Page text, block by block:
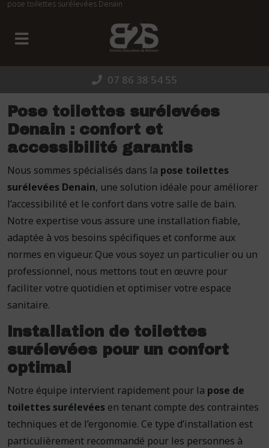
pose toilettes surélevées Denain
07 86 38 54 55
Pose toilettes surélevées
Denain : confort et
accessibilité garantis
Nous sommes spécialisés dans la pose toilettes
surélevées Denain, une solution idéale pour améliorer
l’accessibilité et le confort dans votre salle de bain.
Notre expertise vous assure une installation fiable,
adaptée à vos besoins spécifiques et conforme aux
normes en vigueur. Que vous soyez un particulier ou un
professionnel, nous mettons tout en œuvre pour
faciliter votre quotidien et optimiser votre espace
sanitaire.
Installation de toilettes
surélevées pour un confort
optimal
Notre équipe intervient rapidement pour la pose de
toilettes surélevées en tenant compte des contraintes
techniques et de l’ergonomie. Ce type d’installation est
particulièrement recommandé pour les personnes à
Panneau de gestion des cookies